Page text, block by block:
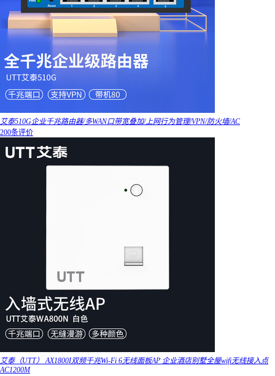
艾泰510G企业千兆路由器/多WAN口带宽叠加/上网行为管理/VPN/防火墙/AC
200条评价
艾泰（UTT） AX1800I双频千兆Wi-Fi 6无线面板AP 企业酒店别墅全屋wifi无线接入点
AC1200M